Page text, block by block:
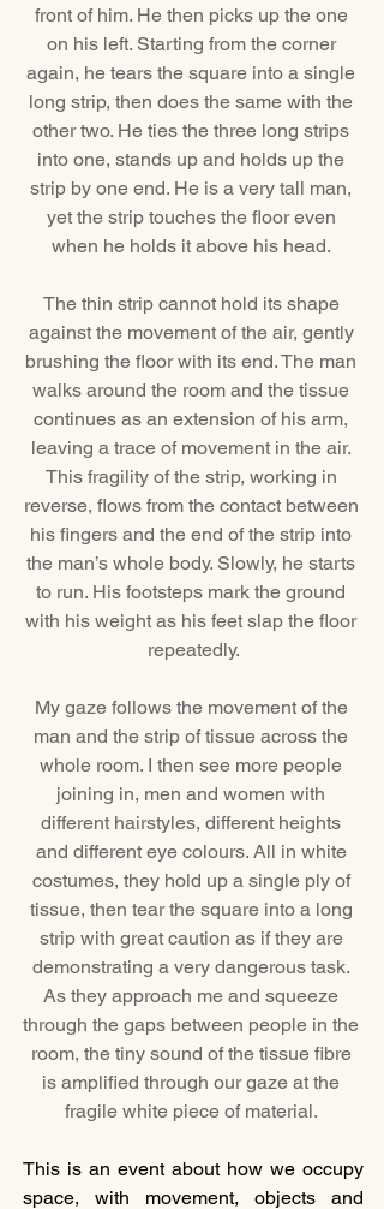
front of him. He then picks up the one
on his left. Starting from the corner
again, he tears the square into a single
long strip, then does the same with the
other two. He ties the three long strips
into one, stands up and holds up the
strip by one end. He is a very tall man,
yet the strip touches the floor even
when he holds it above his head.
The thin strip cannot hold its shape
against the movement of the air, gently
brushing the floor with its end. The man
walks around the room and the tissue
continues as an extension of his arm,
leaving a trace of movement in the air.
This fragility of the strip, working in
reverse, flows from the contact between
his fingers and the end of the strip into
the man’s whole body. Slowly, he starts
to run. His footsteps mark the ground
with his weight as his feet slap the floor
repeatedly.
My gaze follows the movement of the
man and the strip of tissue across the
whole room. I then see more people
joining in, men and women with
different hairstyles, different heights
and different eye colours. All in white
costumes, they hold up a single ply of
tissue, then tear the square into a long
strip with great caution as if they are
demonstrating a very dangerous task.
As they approach me and squeeze
through the gaps between people in the
room, the tiny sound of the tissue fibre
is amplified through our gaze at the
fragile white piece of material.
This is an event about how we occupy
space, with movement, objects and